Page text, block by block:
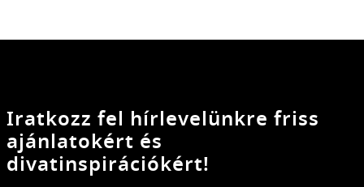
Iratkozz fel hírlevelünkre friss
ajánlatokért és
divatinspirációkért!